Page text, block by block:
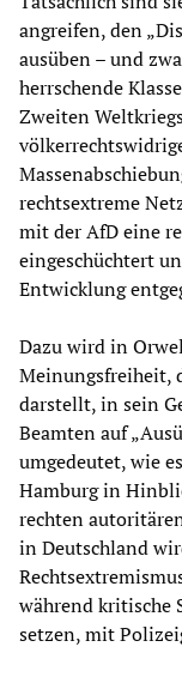
angreifen, den
ausüben – und
herrschende
Zweiten
rechtsextreme
mit der AfD eine
eingeschüchtert
Entwicklung
Dazu wird in
Meinungsfreiheit,
darstellt, in sein
Beamten auf
umgedeutet, wie
Hamburg in
rechten
in Deutschland
während kritische
setzen, mit